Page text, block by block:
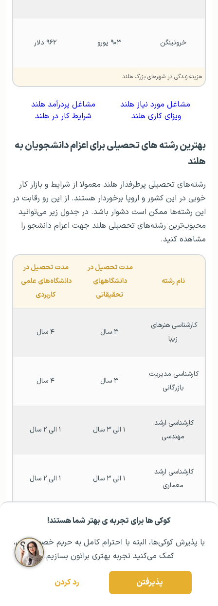
کوکی ها برای تجربه ی بهتر شما هستند!
با پذیرش کوکی‌ها، البته با احترام کامل به حریم خصوصیتون،
کمک می‌کنید تجربه بهتری براتون بسازیم.
پذیرفتن رد کردن
مشــاوره اولیه رایگان: ۰۲۱ ۴۳۰۰۰ ۰۲۱ رزرو مشاوره تخصصی
خرونینگن ۹۰۳ یورو ۹۶۲ دلار
هزینه زندگی در شهرهای بزرگ هلند
مشاغل مورد نیاز هلند
مشاغل پردرآمد هلند
ویزای کاری هلند
شرایط کار در هلند
بهترین رشته­ های تحصیلی برای اعزام دانشجویان به
هلند
رشته‌های تحصیلی پرطرفدار هلند معمولا از شرایط و بازار کار
خوبی در این کشور و اروپا برخوردار هستند. از این رو رقابت در
این رشته‌ها ممکن است دشوار باشد. در جدول زیر می‌توانید
محبوب‌ترین رشته‌های تحصیلی هلند جهت اعزام دانشجو را
مشاهده کنید.
نام رشته
مدت تحصیل در
تحقیقاتی
مدت تحصیل در
کاربردی
زیبا
۳ سال ۴ سال
بازرگانی
۳ سال ۴ سال
مهندسی
۱ الی ۳ سال ۱ الی ۲ سال
معماری
۱ الی ۳ سال ۱ الی ۲ سال
کارشناسی ارشد
۳ سال
کارشناسی حقوق